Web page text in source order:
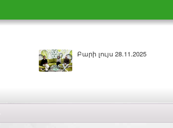
Բարի լույս 27.11.2025